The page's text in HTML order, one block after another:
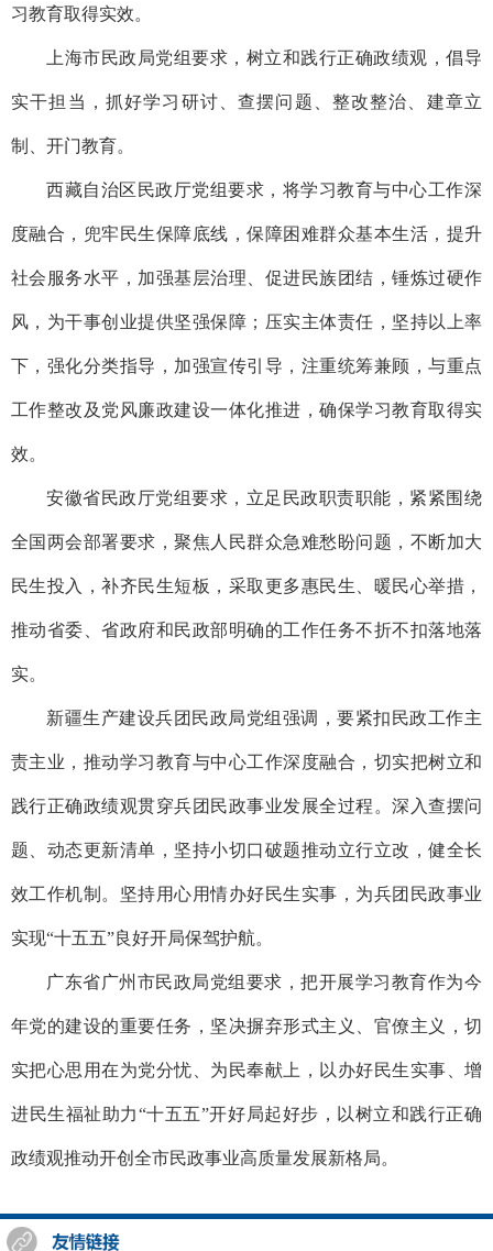
习教育取得实效。
上海市民政局党组要求，树立和践行正确政绩观，倡导
实干担当，抓好学习研讨、查摆问题、整改整治、建章立
制、开门教育。
西藏自治区民政厅党组要求，将学习教育与中心工作深
度融合，兜牢民生保障底线，保障困难群众基本生活，提升
社会服务水平，加强基层治理、促进民族团结，锤炼过硬作
风，为干事创业提供坚强保障；压实主体责任，坚持以上率
下，强化分类指导，加强宣传引导，注重统筹兼顾，与重点
工作整改及党风廉政建设一体化推进，确保学习教育取得实
效。
安徽省民政厅党组要求，立足民政职责职能，紧紧围绕
全国两会部署要求，聚焦人民群众急难愁盼问题，不断加大
民生投入，补齐民生短板，采取更多惠民生、暖民心举措，
推动省委、省政府和民政部明确的工作任务不折不扣落地落
实。
新疆生产建设兵团民政局党组强调，要紧扣民政工作主
责主业，推动学习教育与中心工作深度融合，切实把树立和
践行正确政绩观贯穿兵团民政事业发展全过程。深入查摆问
题、动态更新清单，坚持小切口破题推动立行立改，健全长
效工作机制。坚持用心用情办好民生实事，为兵团民政事业
实现“十五五”良好开局保驾护航。
广东省广州市民政局党组要求，把开展学习教育作为今
年党的建设的重要任务，坚决摒弃形式主义、官僚主义，切
实把心思用在为党分忧、为民奉献上，以办好民生实事、增
进民生福祉助力“十五五”开好局起好步，以树立和践行正确
政绩观推动开创全市民政事业高质量发展新格局。